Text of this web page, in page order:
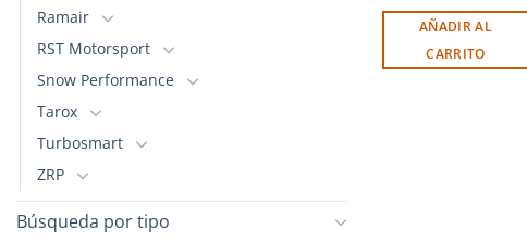
Ramair
RST Motorsport
Snow Performance
Tarox
Turbosmart
ZRP
Búsqueda por tipo
AÑADIR AL
CARRITO